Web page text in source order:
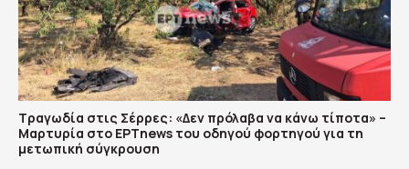
Τραγωδία στις Σέρρες: «Δεν πρόλαβα να κάνω τίποτα» –
Μαρτυρία στο ΕΡΤnews του οδηγού φορτηγού για τη
μετωπική σύγκρουση